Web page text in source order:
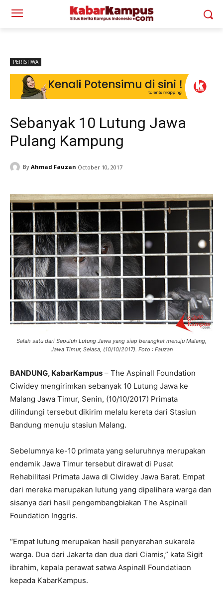
PERISTIWA
Sebanyak 10 Lutung Jawa
Pulang Kampung
By Ahmad Fauzan October 10, 2017
Salah satu dari Sepuluh Lutung Jawa yang siap berangkat menuju Malang,
Jawa Timur, Selasa, (10/10/2017). Foto : Fauzan
BANDUNG, KabarKampus – The Aspinall Foundation
Ciwidey mengirimkan sebanyak 10 Lutung Jawa ke
Malang Jawa Timur, Senin, (10/10/2017) Primata
dilindungi tersebut dikirim melalu kereta dari Stasiun
Bandung menuju stasiun Malang.
Sebelumnya ke-10 primata yang seluruhnya merupakan
endemik Jawa Timur tersebut dirawat di Pusat
Rehabilitasi Primata Jawa di Ciwidey Jawa Barat. Empat
dari mereka merupakan lutung yang dipelihara warga dan
sisanya dari hasil pengembangbiakan The Aspinall
Foundation Inggris.
“Empat lutung merupakan hasil penyerahan sukarela
warga. Dua dari Jakarta dan dua dari Ciamis,” kata Sigit
ibrahim, kepala perawat satwa Aspinall Foundatiaon
kepada KabarKampus.